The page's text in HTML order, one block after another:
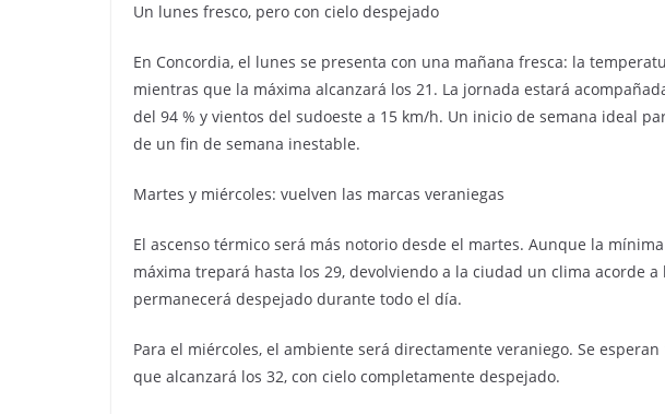
Un lunes fresco, pero con cielo despejado
En Concordia, el lunes se presenta con una mañana fresca: la
mientras que la máxima alcanzará los 21. La jornada estará
del 94 % y vientos del sudoeste a 15 km/h. Un inicio de semana ideal
de un fin de semana inestable.
Martes y miércoles: vuelven las marcas veraniegas
El ascenso térmico será más notorio desde el martes. Aunque la
máxima trepará hasta los 29, devolviendo a la ciudad un clima acorde a
permanecerá despejado durante todo el día.
Para el miércoles, el ambiente será directamente veraniego. Se
que alcanzará los 32, con cielo completamente despejado.